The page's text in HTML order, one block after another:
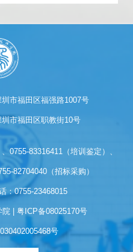
市福田区福强路1007号
市福田区职教街10号
0755-83316411（培训鉴定）、
82704040（招标采购）
：0755-23468015
院 | 粤ICP备08025170号
号